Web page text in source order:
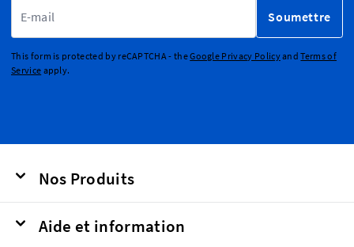
Soumettre
This form is protected by reCAPTCHA - theGoogle Privacy PolicyandTerms of
Service apply.
Nos Produits
Aide et information